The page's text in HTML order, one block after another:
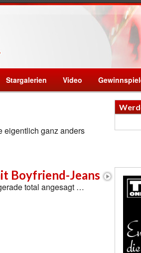
Stargalerien Video
eigentlich ganz anders
Boyfriend-Jeans
total angesagt …